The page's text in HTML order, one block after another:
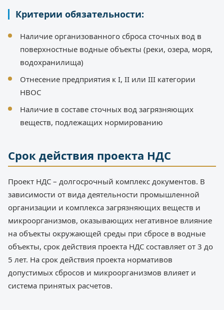
Критерии обязательности:
Наличие организованного сброса сточных вод в
поверхностные водные объекты (реки, озера, моря,
водохранилища)
Отнесение предприятия к I, II или III категории
НВОС
Наличие в составе сточных вод загрязняющих
веществ, подлежащих нормированию
Срок действия проекта НДС
Проект НДС – долгосрочный комплекс документов. В
зависимости от вида деятельности промышленной
организации и комплекса загрязняющих веществ и
микроорганизмов, оказывающих негативное влияние
на объекты окружающей среды при сбросе в водные
объекты, срок действия проекта НДС составляет от 3 до
5 лет. На срок действия проекта нормативов
допустимых сбросов и микроорганизмов влияет и
система принятых расчетов.